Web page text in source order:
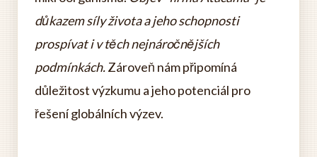
důkazem síly života a jeho schopnosti
prospívat i v těch nejnáročnějších
podmínkách.Zároveň nám připomíná
důležitost výzkumu a jeho potenciál pro
řešení globálních výzev.